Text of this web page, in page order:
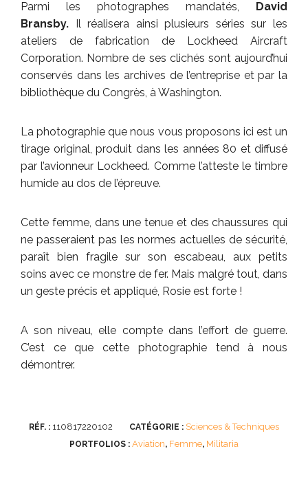
Parmi les photographes mandatés, David
Bransby. Il réalisera ainsi plusieurs séries sur les
ateliers de fabrication de Lockheed Aircraft
Corporation. Nombre de ses clichés sont aujourd’hui
conservés dans les archives de l’entreprise et par la
bibliothèque du Congrès, à Washington.
La photographie que nous vous proposons ici est un
tirage original, produit dans les années 80 et diffusé
par l’avionneur Lockheed. Comme l’atteste le timbre
humide au dos de l’épreuve.
Cette femme, dans une tenue et des chaussures qui
ne passeraient pas les normes actuelles de sécurité,
paraît bien fragile sur son escabeau, aux petits
soins avec ce monstre de fer. Mais malgré tout, dans
un geste précis et appliqué, Rosie est forte !
A son niveau, elle compte dans l’effort de guerre.
C’est ce que cette photographie tend à nous
démontrer.
RÉF. : 110817220102 CATÉGORIE : Sciences & Techniques
PORTFOLIOS : Aviation, Femme, Militaria